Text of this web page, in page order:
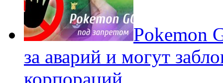
Pokеmon
за аварий и могут